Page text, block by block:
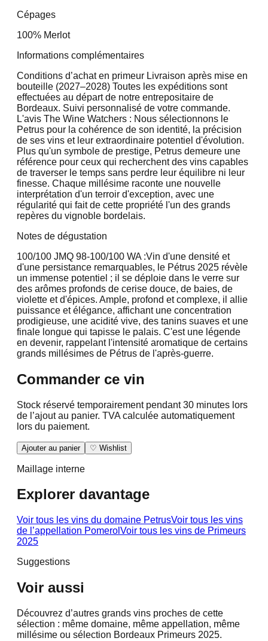
Cépages
100% Merlot
Informations complémentaires
Conditions d’achat en primeur Livraison après mise en
bouteille (2027–2028) Toutes les expéditions sont
effectuées au départ de notre entrepositaire de
Bordeaux. Suivi personnalisé de votre commande.
L'avis The Wine Watchers : Nous sélectionnons le
Petrus pour la cohérence de son identité, la précision
de ses vins et leur extraordinaire potentiel d'évolution.
Plus qu'un symbole de prestige, Petrus demeure une
référence pour ceux qui recherchent des vins capables
de traverser le temps sans perdre leur équilibre ni leur
finesse. Chaque millésime raconte une nouvelle
interprétation d'un terroir d'exception, avec une
régularité qui fait de cette propriété l'un des grands
repères du vignoble bordelais.
Notes de dégustation
100/100 JMQ 98-100/100 WA :Vin d'une densité et
d'une persistance remarquables, le Pétrus 2025 révèle
un immense potentiel ; il se déploie dans le verre sur
des arômes profonds de cerise douce, de baies, de
violette et d'épices. Ample, profond et complexe, il allie
puissance et élégance, affichant une concentration
prodigieuse, une acidité vive, des tanins suaves et une
finale longue qui tapisse le palais. C'est une légende
en devenir, rappelant l'intensité aromatique de certains
grands millésimes de Pétrus de l'après-guerre.
Commander ce vin
Stock réservé temporairement pendant 30 minutes lors
de l’ajout au panier. TVA calculée automatiquement
lors du paiement.
Ajouter au panier ♡ Wishlist
Maillage interne
Explorer davantage
Voir tous les vins du domaine PetrusVoir tous les vins
de l’appellation Pomerol Voir tous les vins de Primeurs
2025
Suggestions
Voir aussi
Découvrez d’autres grands vins proches de cette
sélection : même domaine, même appellation, même
millésime ou sélection Bordeaux Primeurs 2025.